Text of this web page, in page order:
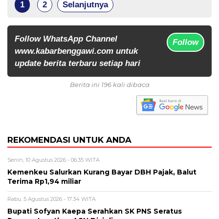
1 2 Selanjutnya
Follow WhatsApp Channel
www.kabarbenggawi.com untuk
update berita terbaru setiap hari
Follow
Berita ini 196 kali dibaca
REKOMENDASI UNTUK ANDA
Senin, 10 Agustus 2026 - 06:35 WITA
Kemenkeu Salurkan Kurang Bayar DBH Pajak, Balut
Terima Rp1,94 miliar
Rabu, 5 Agustus 2026 - 17:34 WITA
Bupati Sofyan Kaepa Serahkan SK PNS Seratus